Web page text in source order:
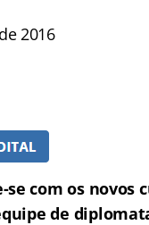
2016
se com os novos
de